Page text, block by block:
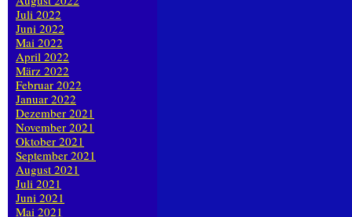
Juli 2022
Juni 2022
Mai 2022
April 2022
März 2022
Februar 2022
Januar 2022
Dezember 2021
November 2021
Oktober 2021
September 2021
August 2021
Juli 2021
Juni 2021
Mai 2021